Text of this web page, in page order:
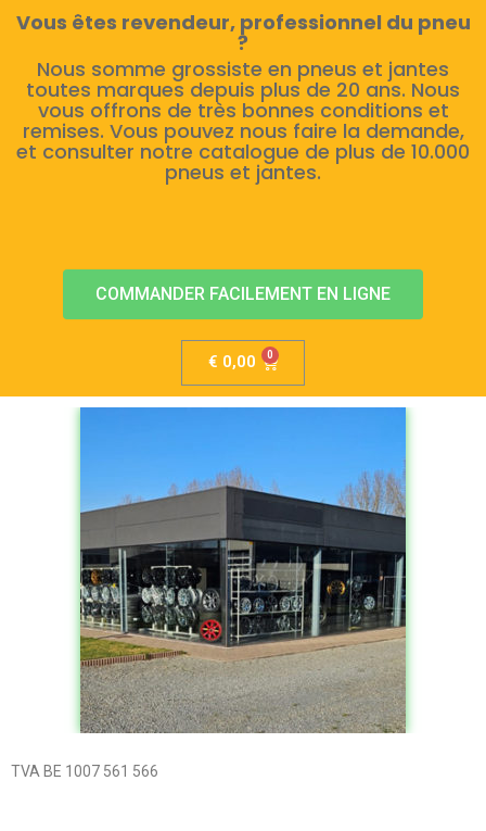
Vous êtes revendeur, professionnel du pneu
?
Nous somme grossiste en pneus et jantes
toutes marques depuis plus de 20 ans. Nous
vous offrons de très bonnes conditions et
remises. Vous pouvez nous faire la demande,
et consulter notre catalogue de plus de 10.000
pneus et jantes.
COMMANDER FACILEMENT EN LIGNE
€ 0,00
TVA BE 1007 561 566